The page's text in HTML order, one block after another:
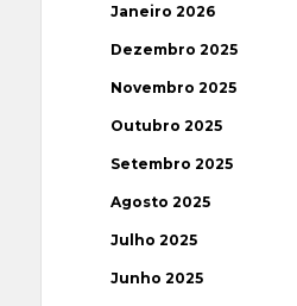
Janeiro 2026
Dezembro 2025
Novembro 2025
Outubro 2025
Setembro 2025
Agosto 2025
Julho 2025
Junho 2025